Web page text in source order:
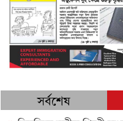
সর্বশেষ